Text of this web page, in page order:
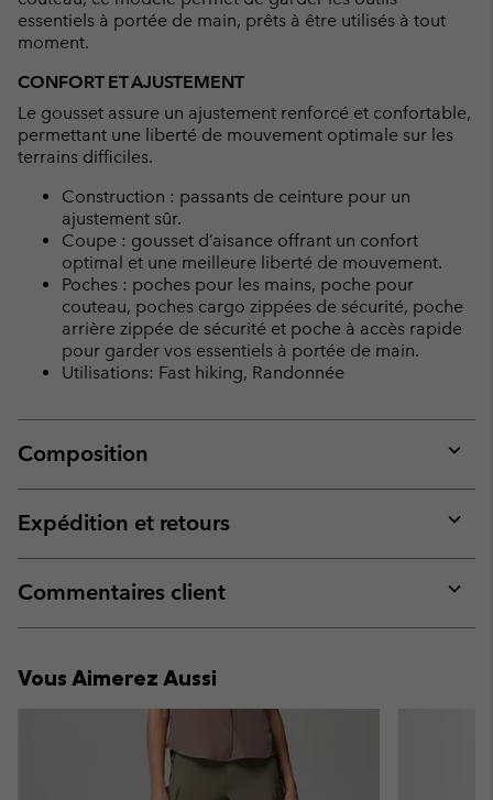
essentiels à portée de main, prêts à être utilisés à tout
moment.
CONFORT ET AJUSTEMENT
Le gousset assure un ajustement renforcé et confortable,
permettant une liberté de mouvement optimale sur les
terrains difficiles.
Construction : passants de ceinture pour un
ajustement sûr.
Coupe : gousset d’aisance offrant un confort
optimal et une meilleure liberté de mouvement.
Poches : poches pour les mains, poche pour
couteau, poches cargo zippées de sécurité, poche
arrière zippée de sécurité et poche à accès rapide
pour garder vos essentiels à portée de main.
Utilisations: Fast hiking, Randonnée
Composition
or
Expédition et retours
or
Commentaires client
or
Vous Aimerez Aussi